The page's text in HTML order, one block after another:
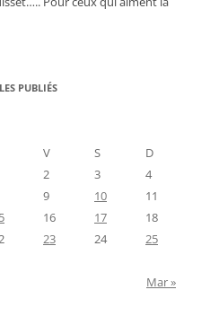
PUBLIÉS
V S
D
2 3
4
9 10
11
16 17
18
23 24
25
Mar »